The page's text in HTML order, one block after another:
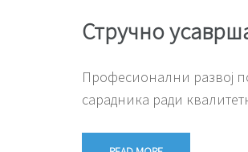
Стручно
Професионални развој
сарадника ради